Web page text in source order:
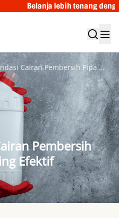
tenang dengan Garansi Tukar
7 Rekomendasi Cairan Pembersih Pipa Mampet Paling Efektif
Pembersih
Efektif